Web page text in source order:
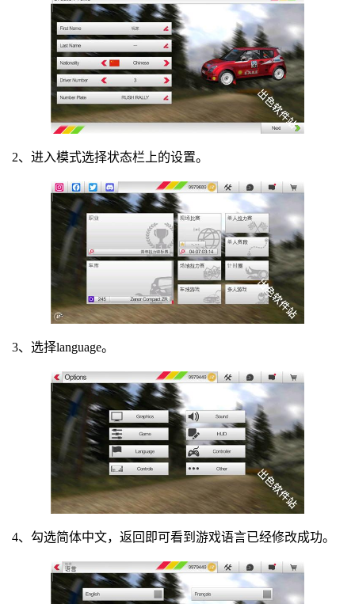
2、进入模式选择状态栏上的设置。
3、选择language。
4、勾选简体中文，返回即可看到游戏语言已经修改成功。